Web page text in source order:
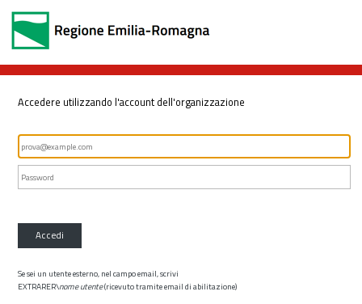
Accedere utilizzando l'account dell'organizzazione
Accedi
Se sei un utente esterno, nel campo email, scrivi
EXTRARER\nome utente(ricevuto tramite email di abilitazione)